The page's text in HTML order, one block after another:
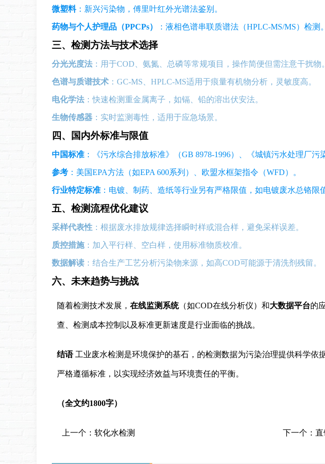
微塑料：新兴污染物，傅里叶红外光谱法鉴别。
药物与个人护理品（PPCPs） ：液相色谱串联质谱法（HPLC-MS/MS）检测。
三、检测方法与技术选择
分光光度法 ：用于COD、氨氮、总磷等常规项目，操作简便但需注意干扰物。
色谱与质谱技术 ：GC-MS、HPLC-MS适用于痕量有机物分析，灵敏度高。
电化学法 ：快速检测重金属离子，如镉、铅的溶出伏安法。
生物传感器 ：实时监测毒性，适用于应急场景。
四、国内外标准与限值
中国标准 ：《污水综合排放标准》（GB 8978-1996）、《城镇污水处理厂污
参考 ：美国EPA方法（如EPA 600系列）、欧盟水框架指令（WFD）。
行业特定标准 ：电镀、制药、造纸等行业另有严格限值，如电镀废水总铬限
五、检测流程优化建议
采样代表性 ：根据废水排放规律选择瞬时样或混合样，避免采样误差。
质控措施：加入平行样、空白样，使用标准物质校准。
数据解读 ：结合生产工艺分析污染物来源，如高COD可能源于清洗剂残留。
六、未来趋势与挑战
随着检测技术发展， 在线监测系统（如COD在线分析仪）和大数据平台的
查、检测成本控制以及标准更新速度是行业面临的挑战。
结语工业废水检测是环境保护的基石，的检测数据为污染治理提供科学依
严格遵循标准，以实现经济效益与环境责任的平衡。
（全文约1800字）
上一个： 软化水检测 下一个： 直